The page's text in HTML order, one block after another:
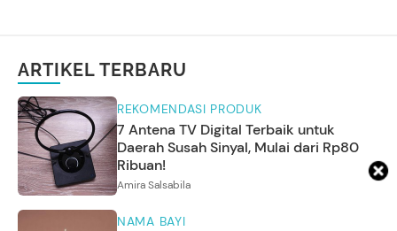
ARTIKEL TERBARU
REKOMENDASI PRODUK
7 Antena TV Digital Terbaik untuk
Daerah Susah Sinyal, Mulai dari Rp80
Ribuan!
Amira Salsabila
NAMA BAYI